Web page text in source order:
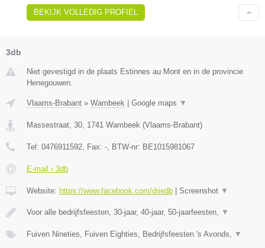
BEKIJK VOLLEDIG PROFIEL
3db
Niet gevestigd in de plaats Estinnes au Mont en in de provincie
Henegouwen.
Vlaams-Brabant » Wambeek Google maps ▼
Massestraat, 30 1741 Wambeek (Vlaams-Brabant)
Tel: 0476911592 , Fax: - , BTW-nr: BE1015981067
E-mail › 3db
Website: https://www.facebook.com/driedb Screenshot ▼
Voor alle bedrijfsfeesten, 30-jaar, 40-jaar, 50-jaarfeesten, ▼
Fuiven Nineties, Fuiven Eighties, Bedrijfsfeesten 's Avonds, ▼